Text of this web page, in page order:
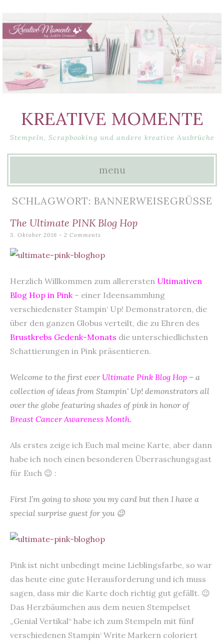
KREATIVE MOMENTE
Stempeln, Scrapbooking und andere kreative Ausbrüche
menu
content
SCHLAGWORT: BANNERWEISEGRÜSSE
The Ultimate PINK Blog Hop
3. Oktober 2016 2 Comments
Herzlich Willkommen zum allerersten Ultimativen
Blog Hop in Pink– einer Ideensammlung
verschiedenster Stampin‘ Up! Demonstratoren, die
über den ganzen Globus verteilt, die zu Ehren des
Brustkrebs Gedenk-Monats die unterschiedlichsten
Schattierungen in Pink präsentieren.
Welcome to the first ever Ultimate Pink Blog Hop – a
collection of ideas from Stampin‘ Up! demonstrators all
over the globe featuring shades of pink in honor of
Breast Cancer Awareness Month.
Als erstes zeige ich Euch mal meine Karte, aber dann
habe ich noch einen besonderen Überraschungsgast
für Euch 😉 :
First I’m going to show you my card but then I have a
special surprise guest for you 😉
Pink ist nicht unbedingt meine Lieblingsfarbe, so war
das heute eine gute Herausforderung und ich muss
sagen, dass mir die Karte doch richtig gut gefällt. 😉
Das Herzbäumchen aus dem neuen Stempelset
„Genial Vertikal“ habe ich zum Stempeln mit fünf
verschiedenen Stampin‘ Write Markern coloriert